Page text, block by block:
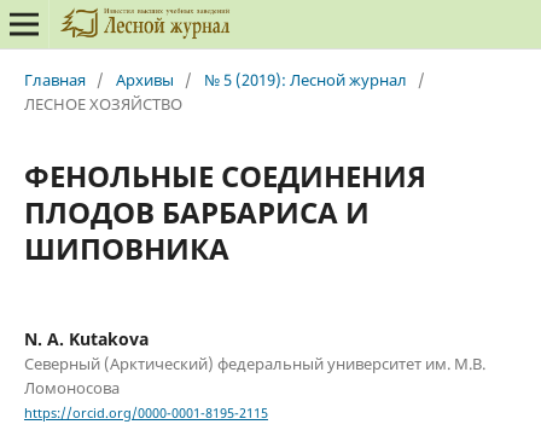
Главная / Архивы / № 5 (2019): Лесной журнал
/
ЛЕСНОЕ ХОЗЯЙСТВО
ФЕНОЛЬНЫЕ СОЕДИНЕНИЯ
ПЛОДОВ БАРБАРИСА И
ШИПОВНИКА
N. A. Kutakova
Северный (Арктический) федеральный университет им. М.В.
Ломоносова
https://orcid.org/0000-0001-8195-2115